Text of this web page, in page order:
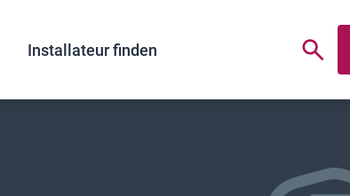
Installateur finden